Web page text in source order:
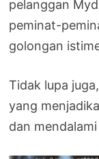
pelanggan
peminat-
golongan
Tidak lupa
yang
dan